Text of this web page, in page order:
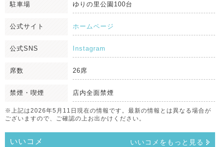
駐車場 ゆりの里公園100台
公式サイト ホームページ
公式SNS Instagram
席数 26席
禁煙・喫煙 店内全面禁煙
※上記は2026年5月11日現在の情報です。最新の情報とは異なる場合が
ございますので、ご確認の上お出かけください。
いいコメ いいコメをもっと見る